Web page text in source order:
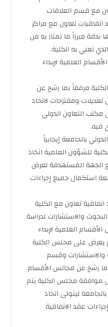
مع قسم العلاقات
اتفاقيات تعاون مع مراكز
بدقة مبرزاً ما تمتاز به من
تعني به الكلية.
العلمية لإبداء
مرفقاً بما رشح عن
ومقترحات لاتخاذ
مكتب التعاون الدولي
فيه.
بالجامعة إيجابياً
للشؤون العلمية اتخاذ
الجهة المستهدفة لعرض
استكمال جميع إجراءات
تعاون مع الكلية
والاستشارات لدراسة
العلمية لإبداء
تم يعرض على مجلس الكلية
والاستشارات وقسم
وما رشح عن مجالس الأقسام
موافقة مجلس الكلية يتم
ليتولى اتخاذ
عقد الاتفاقية